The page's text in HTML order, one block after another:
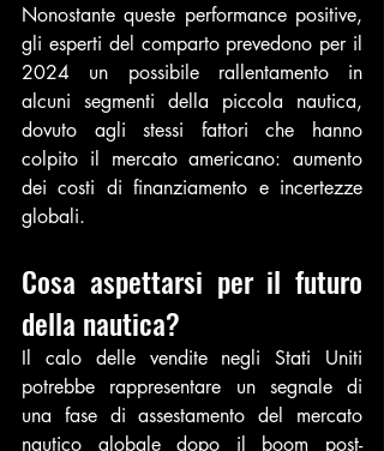
Nonostante queste performance positive,
gli esperti del comparto prevedono per il
2024 un possibile rallentamento in
alcuni segmenti della piccola nautica,
dovuto agli stessi fattori che hanno
colpito il mercato americano: aumento
dei costi di finanziamento e incertezze
globali.
Cosa aspettarsi per il futuro
della nautica?
Il calo delle vendite negli Stati Uniti
potrebbe rappresentare un segnale di
una fase di assestamento del mercato
nautico globale dopo il boom post-